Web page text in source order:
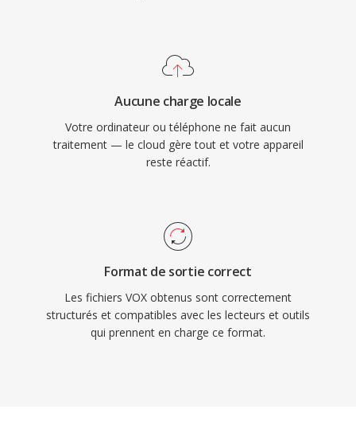
Aucune charge locale
Votre ordinateur ou téléphone ne fait aucun
traitement — le cloud gère tout et votre appareil
reste réactif.
Format de sortie correct
Les fichiers VOX obtenus sont correctement
structurés et compatibles avec les lecteurs et outils
qui prennent en charge ce format.